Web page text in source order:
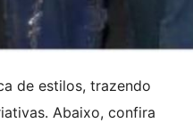
de estilos, trazendo
Abaixo, confira